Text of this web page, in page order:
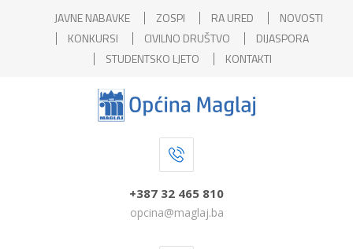
JAVNE NABAVKE ZOSPI RA URED
NOVOSTI
KONKURSI
CIVILNO DRUŠTVO
DIJASPORA
STUDENTSKO LJETO
KONTAKTI
+387 32 465 810
opcina@maglaj.ba